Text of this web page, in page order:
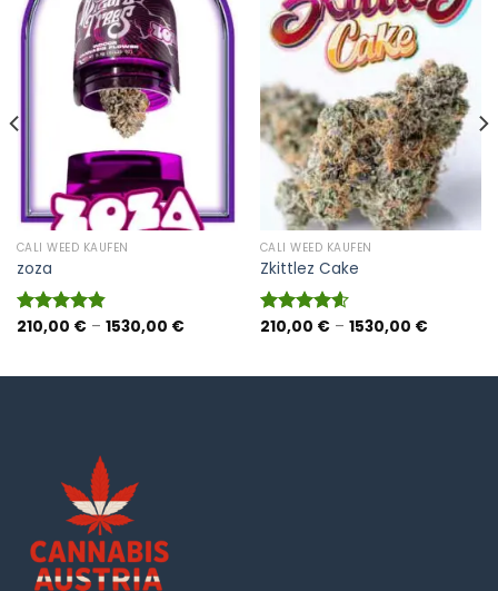
CALI WEED KAUFEN
zoza
Bewertet
210,00 € – 1530,00 €Preisspanne:
CALI WEED KAUFEN
Zkittlez Cake
Bewertet
210,00 € – 1530,00 €